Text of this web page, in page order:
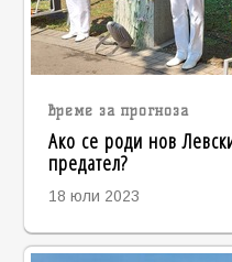
време за прогноза
Ако се роди нов
предател?
18 юли 2023